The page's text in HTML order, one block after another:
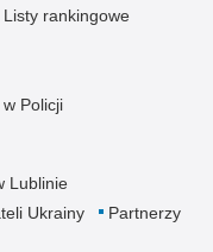
Listy rankingowe
Policji
Lublinie
Ukrainy
Partnerzy